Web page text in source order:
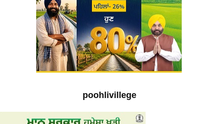
poohlivillege